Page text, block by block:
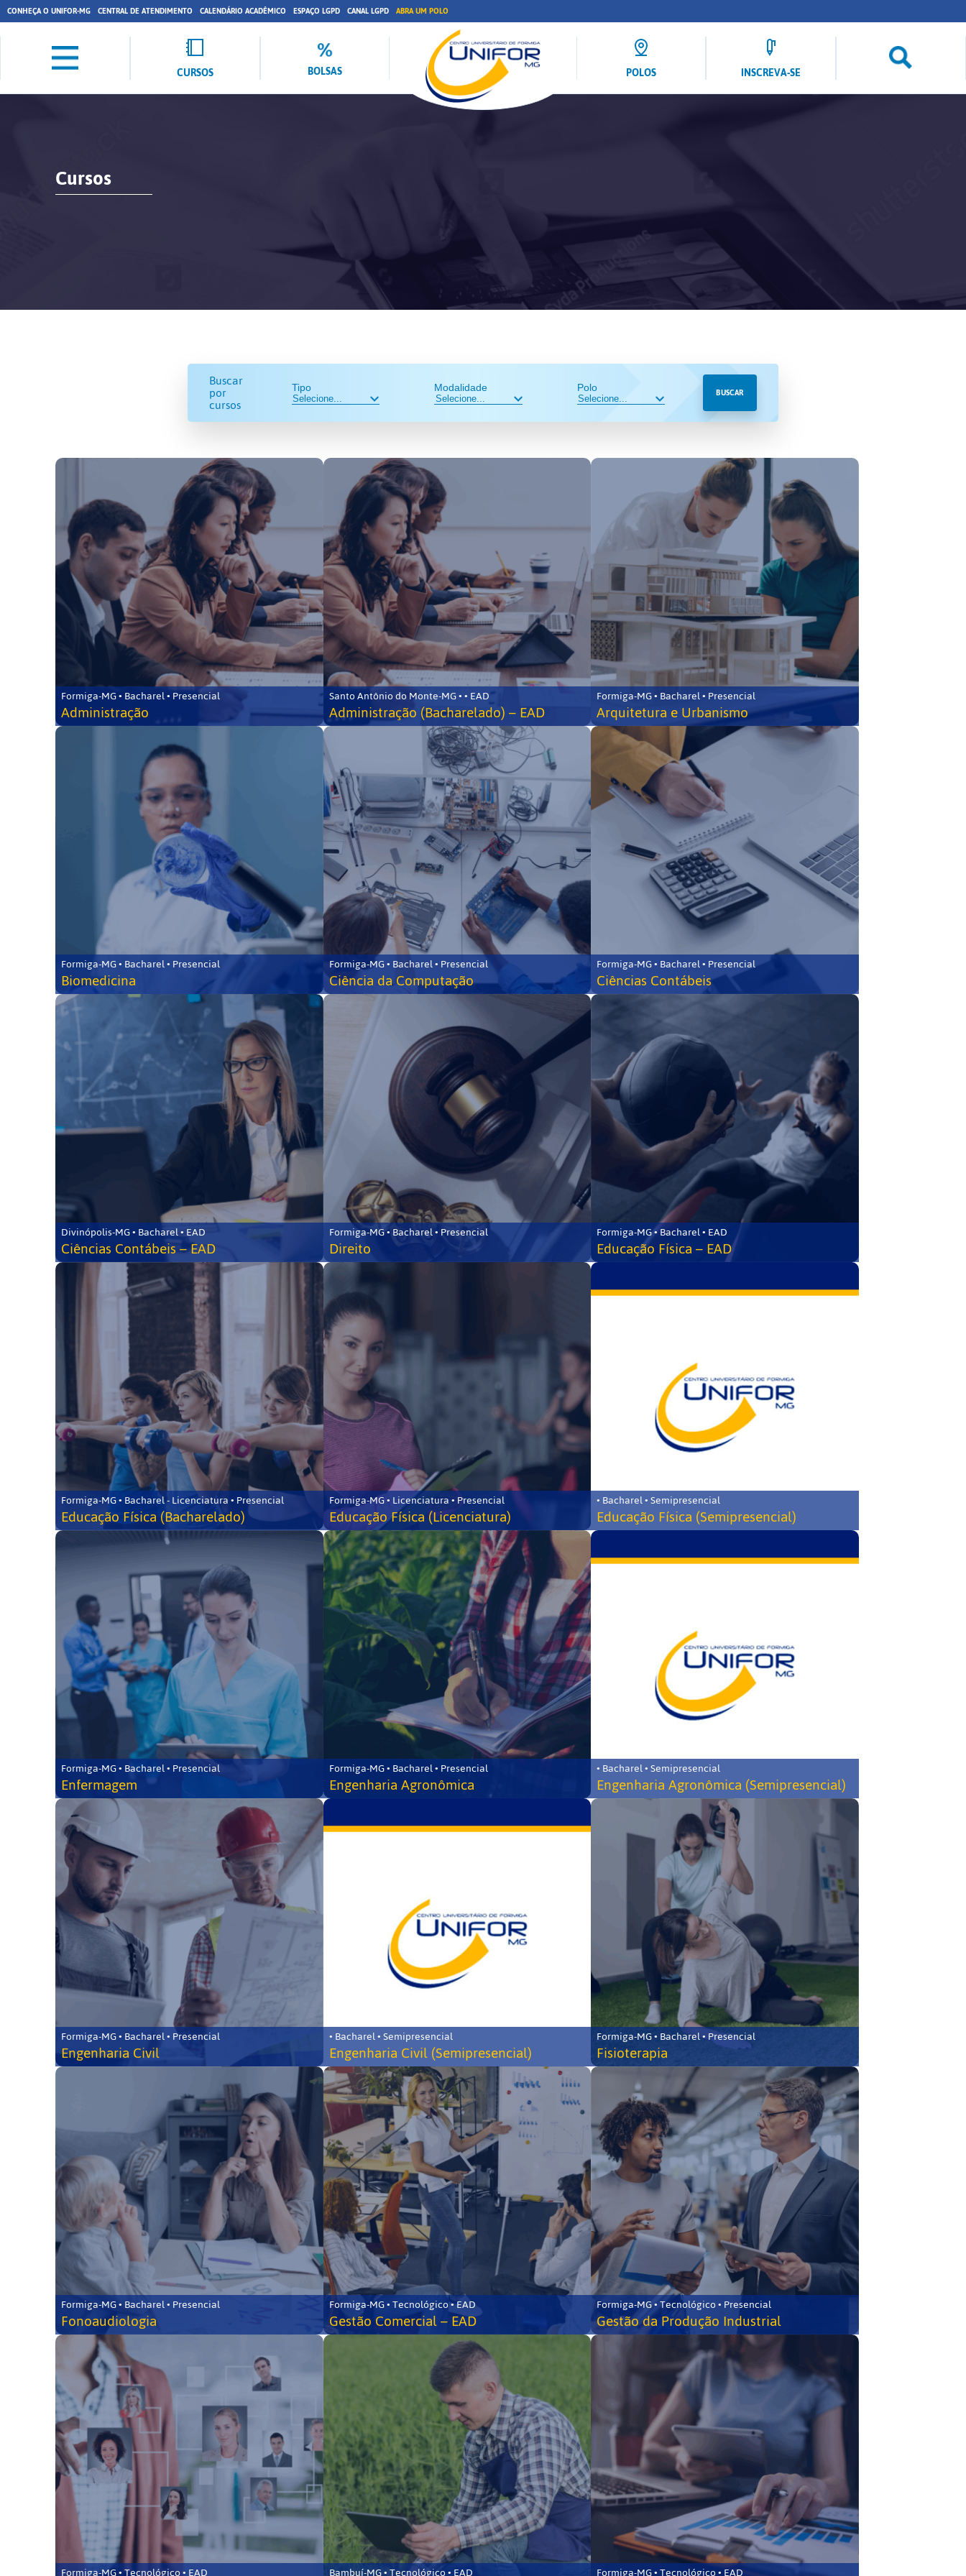
CONHEÇA O UNIFOR-MG CENTRAL DE ATENDIMENTO CALENDÁRIO ACADÊMICO ESPAÇO LGPD CANAL LGPD ABRA UM POLO
CURSOS BOLSAS POLOS INSCREVA-SE
Cursos
Buscar
por
cursos
Tipo Modalidade Polo BUSCAR
Formiga-MG • Bacharel • Presencial
Administração
Santo Antônio do Monte-MG • • EAD
Administração (Bacharelado) – EAD
Formiga-MG • Bacharel • Presencial
Arquitetura e Urbanismo
Formiga-MG • Bacharel • Presencial
Biomedicina
Formiga-MG • Bacharel • Presencial
Ciência da Computação
Formiga-MG • Bacharel • Presencial
Ciências Contábeis
Divinópolis-MG • Bacharel • EAD
Ciências Contábeis – EAD
Formiga-MG • Bacharel • Presencial
Direito
Formiga-MG • Bacharel • EAD
Educação Física – EAD
Formiga-MG • Bacharel - Licenciatura • Presencial
Educação Física (Bacharelado)
Formiga-MG • Licenciatura • Presencial
Educação Física (Licenciatura)
• Bacharel • Semipresencial
Educação Física (Semipresencial)
Formiga-MG • Bacharel • Presencial
Enfermagem
Formiga-MG • Bacharel • Presencial
Engenharia Agronômica
• Bacharel • Semipresencial
Engenharia Agronômica (Semipresencial)
Formiga-MG • Bacharel • Presencial
Engenharia Civil
• Bacharel • Semipresencial
Engenharia Civil (Semipresencial)
Formiga-MG • Bacharel • Presencial
Fisioterapia
Formiga-MG • Bacharel • Presencial
Fonoaudiologia
Formiga-MG • Tecnológico • EAD
Gestão Comercial – EAD
Formiga-MG • Tecnológico • Presencial
Gestão da Produção Industrial